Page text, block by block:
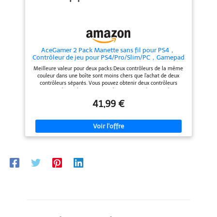
confort et une expérience de jeu
sans fin Pratique et rapide: La
fonction d'éclairage centralisé du
bouton Xbox Guide vous permet
d'accéder rapidement aux films
numériques, à la musique et aux
bibliothèques de jeux. Passer
facilement au Guide Xbox Gamer
manette sur le téléphone.
Compacte et légère, elle
s’emporte partout pour jouer à
domicile, en voyage ou en
compétition.
AceGamer 2 Pack Manette sans fil pour PS4，
Contrôleur de jeu pour PS4/Pro/Slim/PC，Gamepad
Joystick avec turbo/bouton retour/double
vibration/6-axes Gyro Sensor (Rose et Blanc)
Meilleure valeur pour deux packs:Deux contrôleurs de la même
couleur dans une boîte sont moins chers que l'achat de deux
contrôleurs séparés. Vous pouvez obtenir deux contrôleurs
compatibilité：AceGamer Wireless Controller compatible avec
connexion seulement, vous devez activer l'appareil avec le câble
USB pour le premier couplage et la première connexion. Ensuite,
la connexion sans fil Bluetooth normale peut être établie et le
moteur：360° Bâtons analogiques raffinés sans zone morte, le
41,99 €